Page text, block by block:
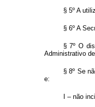
§ 5º A
§ 6º A
§ 7º O
Administrativo
§ 8º Se
e:
I – não